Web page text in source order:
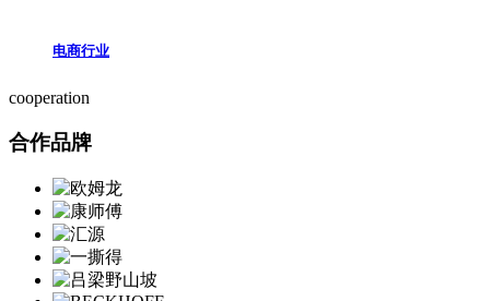
电商行业
cooperation
合作品牌